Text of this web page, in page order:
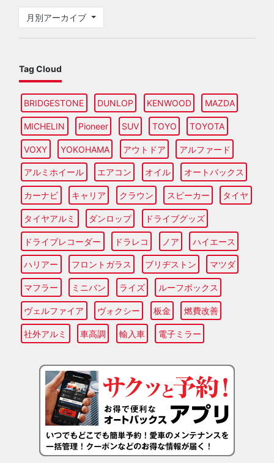
月別アーカイブ
Tag Cloud
BRIDGESTONE DUNLOP KENWOOD MAZDA
MICHELIN Pioneer SUV TOYO TOYOTA
VOXY YOKOHAMA アウトドア アルファード
アルミホイール エアコン オイル オートバックス
カーナビ キャリア クラウン スピーカー タイヤ
タイヤアルミ ダンロップ ドライブグッズ
ドライブレコーダー ドラレコ ノア ハイエース
ハリアー フロントガラス ブリヂストン マツダ
マフラー ミニバン ライズ ルーフボックス
ヴェルファイア ヴォクシー 板金 燃費改善
社外アルミ 車高調 輸入車 電子ミラー